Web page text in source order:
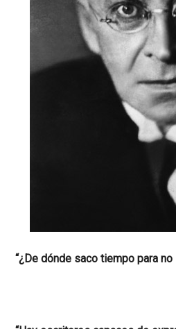
“¿De dónde saco tiempo para